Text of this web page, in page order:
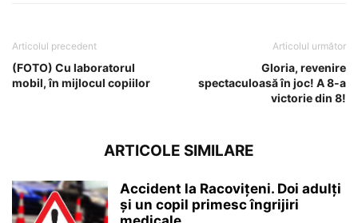
Articolul precedent
(FOTO) Cu laboratorul
mobil, în mijlocul copiilor
Articolul următor
Gloria, revenire
spectaculoasă în joc! A 8-a
victorie din 8!
ARTICOLE SIMILARE
Accident la Racovițeni. Doi adulți
și un copil primesc îngrijiri